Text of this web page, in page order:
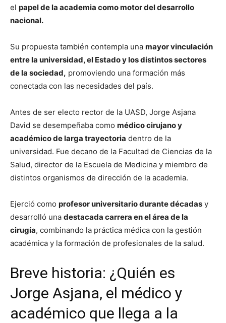
el papel de la academia como motor del desarrollo
nacional.
Su propuesta también contempla una mayor vinculación
entre la universidad, el Estado y los distintos sectores
de la sociedad, promoviendo una formación más
conectada con las necesidades del país.
Antes de ser electo rector de la UASD, Jorge Asjana
David se desempeñaba como médico cirujano y
académico de larga trayectoria dentro de la
universidad. Fue decano de la Facultad de Ciencias de la
Salud, director de la Escuela de Medicina y miembro de
distintos organismos de dirección de la academia.
Ejerció como profesor universitario durante décadas y
desarrolló una destacada carrera en el área de la
cirugía, combinando la práctica médica con la gestión
académica y la formación de profesionales de la salud.
Breve historia: ¿Quién es
Jorge Asjana, el médico y
académico que llega a la